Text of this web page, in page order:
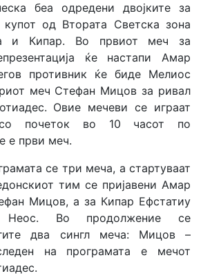
беа одредени двојките за
од Втората Светска зона
и Кипар. Во првиот меч за
ќе настапи Амар
противник ќе биде Мелиос
меч Стефан Мицов за ривал
Овие мечеви се играат
почеток во 10 часот по
е први меч.
се три меча, а стартуваат
тим се пријавени Амар
Мицов, а за Кипар Ефстатиу
Неос. Во продолжение се
два сингл меча: Мицов –
на програмата е мечот